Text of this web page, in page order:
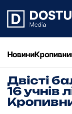
Новини
Двісті
16 учнів